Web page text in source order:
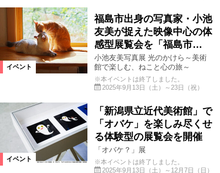
イベント
福島市出身の写真家・小池
友美が捉えた映像中心の体
感型展覧会を「福島市…
小池友美写真展 光のかけら～美術
館で楽しむ、ねこと心の旅～
※本イベントは終了しました。
2025年9月13日（土）～23日（祝）
イベント
「新潟県立近代美術館」で
「オバケ」を楽しみ尽くせ
る体験型の展覧会を開催
「オバケ？」展
※本イベントは終了しました。
2025年9月13日（土）～12月7日（日）